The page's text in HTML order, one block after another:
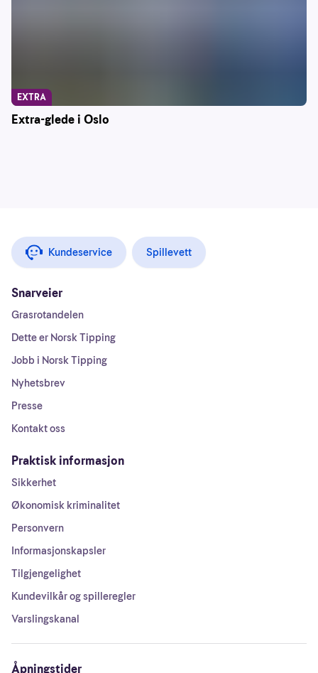
Extra-glede i Oslo
EXTRA
Kundeservice Spillevett
Snarveier
Grasrotandelen
Dette er Norsk Tipping
Jobb i Norsk Tipping
Nyhetsbrev
Presse
Kontakt oss
Praktisk informasjon
Sikkerhet
Økonomisk kriminalitet
Personvern
Informasjonskapsler
Tilgjengelighet
Kundevilkår og spilleregler
Varslingskanal
Åpningstider